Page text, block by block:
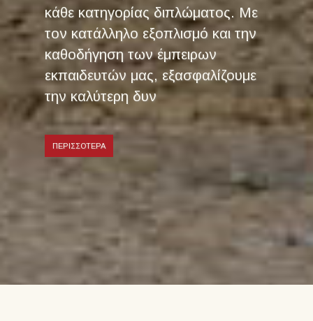
κάθε κατηγορίας διπλώματος. Με
τον κατάλληλο εξοπλισμό και την
καθοδήγηση των έμπειρων
εκπαιδευτών μας, εξασφαλίζουμε
την καλύτερη δυν
ΠΕΡΙΣΣΟΤΕΡΑ